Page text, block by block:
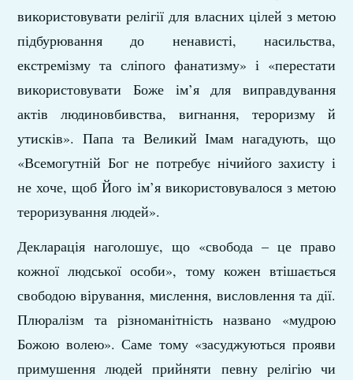
використовувати релігії для власних цілей з метою
підбурювання до ненависті, насильства,
екстремізму та сліпого фанатизму» і «перестати
використовувати Боже ім’я для виправдування
актів людиновбивства, вигнання, тероризму й
утисків». Папа та Великий Імам нагадують, що
«Всемогутній Бог не потребує нічийого захисту і
не хоче, щоб Його ім’я використовувалося з метою
тероризування людей».
Декларація наголошує, що «свобода – це право
кожної людської особи», тому кожен втішається
свободою вірування, мислення, висловлення та дії.
Плюралізм та різноманітність названо «мудрою
Божою волею». Саме тому «засуджуються прояви
примушення людей прийняти певну релігію чи